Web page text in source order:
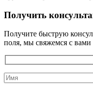
Получить
Получите быструю
поля, мы свяжемся с